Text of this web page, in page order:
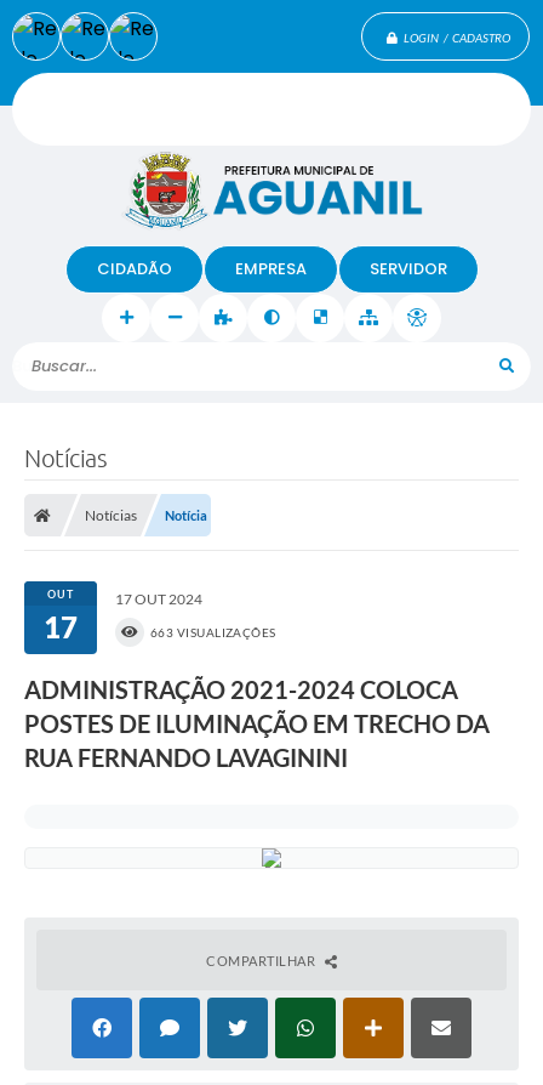
LOGIN / CADASTRO
Buscar...
CIDADÃO EMPRESA SERVIDOR
Notícias
Notícias Notícia
OUT
17
17 OUT 2024
663 VISUALIZAÇÕES
ADMINISTRAÇÃO 2021-2024 COLOCA
POSTES DE ILUMINAÇÃO EM TRECHO DA
RUA FERNANDO LAVAGININI
COMPARTILHAR